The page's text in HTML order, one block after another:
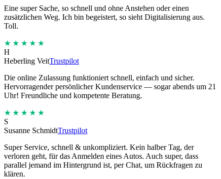
Eine super Sache, so schnell und ohne Anstehen oder einen
zusätzlichen Weg. Ich bin begeistert, so sieht Digitalisierung aus.
Toll.
★★★★★
H
Heberling VeitTrustpilot
Die online Zulassung funktioniert schnell, einfach und sicher.
Hervorragender persönlicher Kundenservice — sogar abends um 21
Uhr! Freundliche und kompetente Beratung.
★★★★★
S
Susanne SchmidtTrustpilot
Super Service, schnell & unkompliziert. Kein halber Tag, der
verloren geht, für das Anmelden eines Autos. Auch super, dass
parallel jemand im Hintergrund ist, per Chat, um Rückfragen zu
klären.